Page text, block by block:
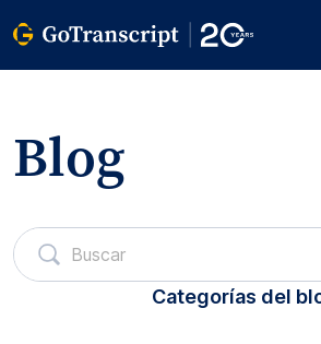
Blog
Categorías del